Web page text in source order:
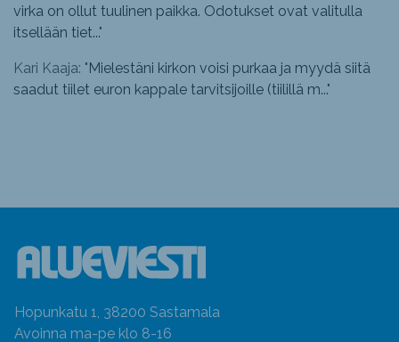
virka on ollut tuulinen paikka. Odotukset ovat valitulla
itsellään tiet..."
Kari Kaaja: " Mielestäni kirkon voisi purkaa ja myydä siitä
saadut tiilet euron kappale tarvitsijoille (tiilillä m..."
Hopunkatu 1, 38200 Sastamala
Avoinna ma-pe klo 8-16